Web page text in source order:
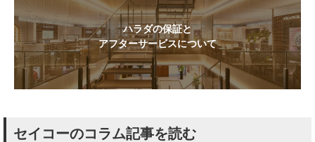
ハラダの保証と
アフターサービスについて
セイコーのコラム記事を読む